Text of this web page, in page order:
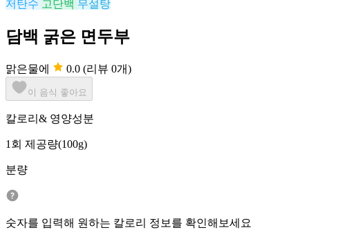
저탄수 고단백 무설탕
담백 굵은 면두부
맑은물에 0.0 (리뷰 0개)
이 음식 좋아요
칼로리& 영양성분
1회 제공량(100g)
분량
숫자를 입력해 원하는 칼로리 정보를 확인해보세요